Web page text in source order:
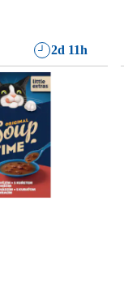
2d 11h